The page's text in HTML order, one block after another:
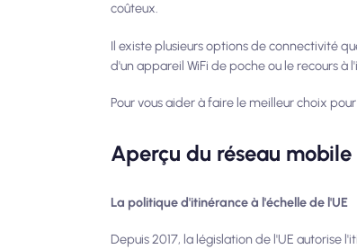
coûteux.
Il existe plusieurs options de connectivité
d'un appareil WiFi de poche ou le recours
Pour vous aider à faire le meilleur choix
Aperçu du réseau mobile
La politique d'itinérance à l'échelle de l'UE
Depuis 2017, la législation de l'UE autorise